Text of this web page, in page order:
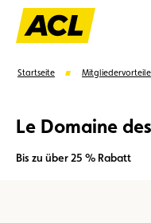
Startseite Mitgliedervorteile
Le Domaine
Bis zu über 25 % Rabatt